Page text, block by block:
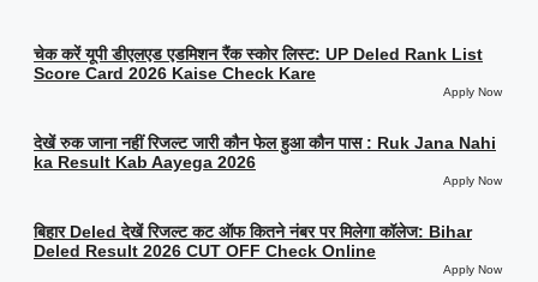
चेक करें यूपी डीएलएड एडमिशन रैंक स्कोर लिस्ट: UP Deled Rank List
Score Card 2026 Kaise Check Kare
Apply Now
देखें रुक जाना नहीं रिजल्ट जारी कौन फेल हुआ कौन पास : Ruk Jana Nahi
ka Result Kab Aayega 2026
Apply Now
बिहार Deled देखें रिजल्ट कट ऑफ कितने नंबर पर मिलेगा कॉलेज: Bihar
Deled Result 2026 CUT OFF Check Online
Apply Now